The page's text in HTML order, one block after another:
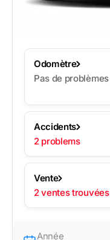
Odomètre
Pas de problèmes
Accidents
2 problems
Vente
2 ventes trouvées
Année